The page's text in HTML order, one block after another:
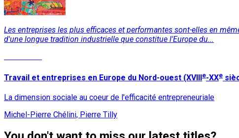
Les entreprises les plus efficaces et performantes sont-elles en
d'une longue tradition industrielle que constitue l'Europe du...
Travail et entreprises en Europe du Nord-ouest (XVIIIe-XXe
La dimension sociale au coeur de l'efficacité entrepreneuriale
Michel-Pierre Chélini, Pierre Tilly